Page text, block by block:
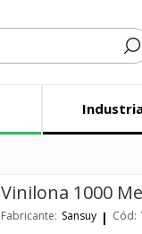
Vinilona 1000
Fabricante: Sansuy Cód: